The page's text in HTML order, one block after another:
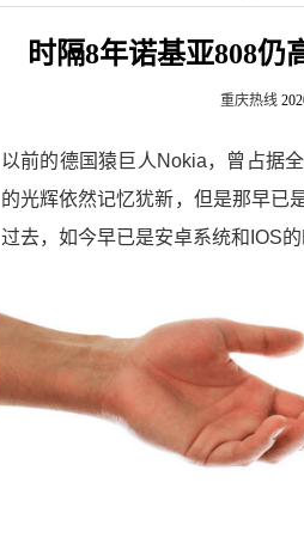
时隔8年诺基亚808仍
重庆热线
以前的德国猿巨人Nokia，曾占据
的光辉依然记忆犹新，但是那早已
过去，如今早已是安卓系统和IOS的